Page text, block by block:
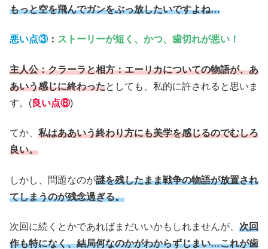
もっと空を飛んでガンをぶっ放したいですよね…
悪い点③： ストーリーが短く、かつ、歯切れが悪い ！
主人公：クラーラと相方：エーリカについての物語が、あ
あいう感じに終わったとしても、私的に許されると思いま
す。( 良い点⑧)
てか、 私はああいう終わり方にも美学を感じるのでむしろ
良い。
しかし、問題なのが謎を残したまま戦争の物語が放置され
てしまうのが残念過ぎる。
次回に続くとかであればまだいいかもしれませんが、 次回
作も特になく、結局何なのかがわからずじまい…これが歯